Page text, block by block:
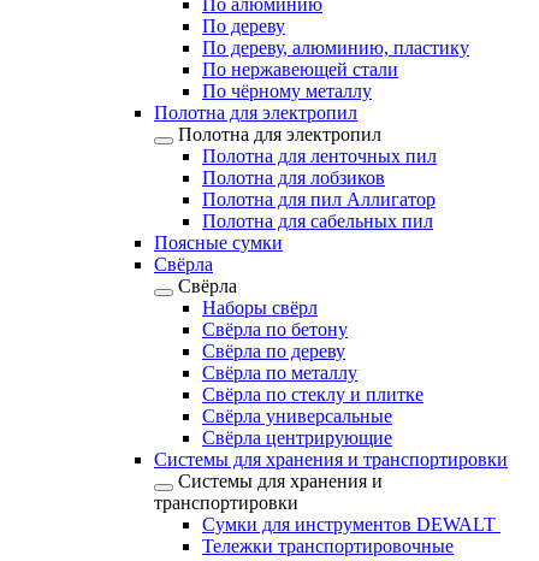
По алюминию
По дереву
По дереву, алюминию, пластику
По нержавеющей стали
По чёрному металлу
Полотна для электропил
Полотна для электропил
Полотна для ленточных пил
Полотна для лобзиков
Полотна для пил Аллигатор
Полотна для сабельных пил
Поясные сумки
Свёрла
Свёрла
Наборы свёрл
Свёрла по бетону
Свёрла по дереву
Свёрла по металлу
Свёрла по стеклу и плитке
Свёрла универсальные
Свёрла центрирующие
Системы для хранения и транспортировки
Системы для хранения и
транспортировки
Сумки для инструментов DEWALT
Тележки транспортировочные